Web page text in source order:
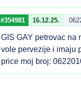
#354981 16.12.25.
GIS GAY petrovac na
vole pervezije i imaju
price moj broj: